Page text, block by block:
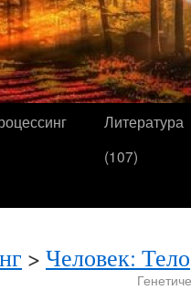
Литература
(107)
> Человек: Тело